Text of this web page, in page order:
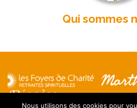
Qui sommes
Nous utilisons des cookies pour